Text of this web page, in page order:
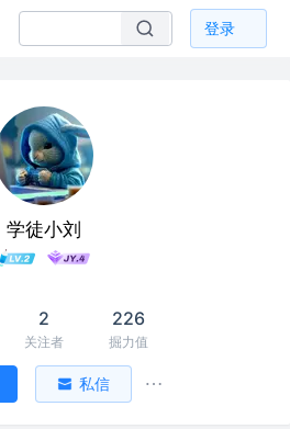
登录
学徒小刘
2
关注者
226
掘力值
私信